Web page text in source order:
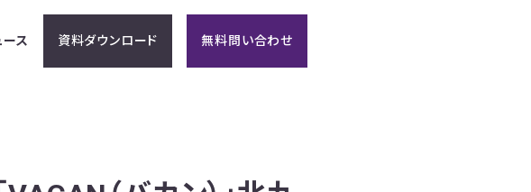
ース 資料ダウンロード 無料問い合わせ